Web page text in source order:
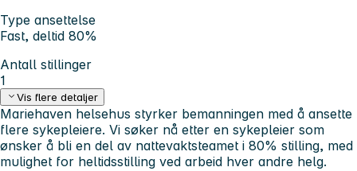
Type ansettelse
Fast, deltid 80%
Antall stillinger
1
Vis flere detaljer
Mariehaven helsehus styrker bemanningen med å ansette
flere sykepleiere. Vi søker nå etter en sykepleier som
ønsker å bli en del av nattevaktsteamet i 80% stilling, med
mulighet for heltidsstilling ved arbeid hver andre helg.